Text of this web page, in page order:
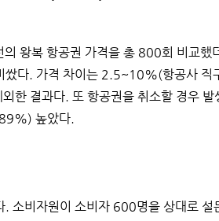
의 왕복 항공권 가격을 총 800회 비교
쌌다. 가격 차이는 2.5~10%(항공사 직
한 결과다. 또 항공권을 취소할 경우
높았다.
. 소비자원이 소비자 600명을 상대로